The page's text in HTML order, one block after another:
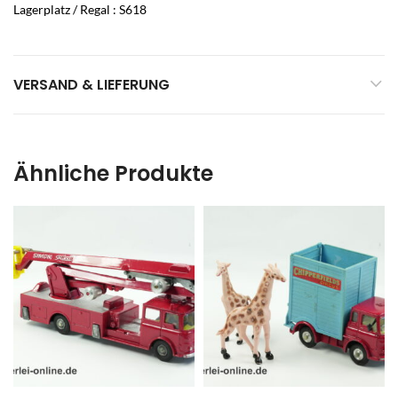
Lagerplatz / Regal : S618
VERSAND & LIEFERUNG
Ähnliche Produkte